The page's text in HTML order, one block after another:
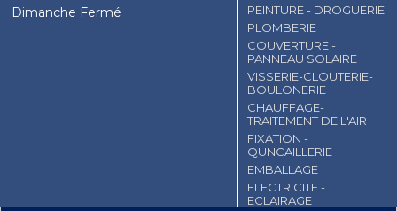
Dimanche Fermé
PEINTURE - DROGUERIE
PLOMBERIE
COUVERTURE -
PANNEAU SOLAIRE
VISSERIE-CLOUTERIE-
BOULONERIE
CHAUFFAGE-
TRAITEMENT DE L'AIR
FIXATION -
QUNCAILLERIE
EMBALLAGE
ELECTRICITE -
ECLAIRAGE